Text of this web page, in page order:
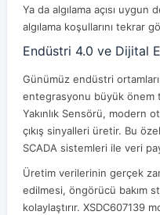
Ya da algılama açısı uygun
algılama koşullarını tekrar
Endüstri 4.0 ve Dijital
Günümüz endüstri
entegrasyonu büyük önem
Yakınlık Sensörü, modern
çıkış sinyalleri üretir. Bu
SCADA sistemleri ile veri
Üretim verilerinin gerçek
edilmesi, öngörücü bakım
kolaylaştırır. XSDC607139